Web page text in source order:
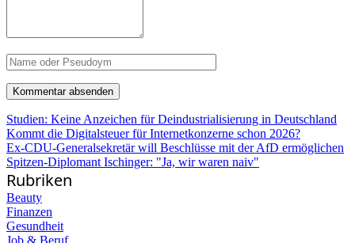
Studien: Keine Anzeichen für Deindustrialisierung in Deutschland
Kommt die Digitalsteuer für Internetkonzerne schon 2026?
Ex-CDU-Generalsekretär will Beschlüsse mit der AfD ermöglichen
Spitzen-Diplomant Ischinger: "Ja, wir waren naiv"
Rubriken
Beauty
Finanzen
Gesundheit